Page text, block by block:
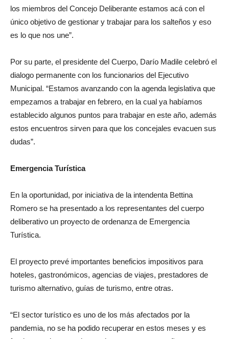
los miembros del Concejo Deliberante estamos acá con el
único objetivo de gestionar y trabajar para los salteños y eso
es lo que nos une”.
Por su parte, el presidente del Cuerpo, Darío Madile celebró el
dialogo permanente con los funcionarios del Ejecutivo
Municipal. “Estamos avanzando con la agenda legislativa que
empezamos a trabajar en febrero, en la cual ya habíamos
establecido algunos puntos para trabajar en este año, además
estos encuentros sirven para que los concejales evacuen sus
dudas”.
Emergencia Turística
En la oportunidad, por iniciativa de la intendenta Bettina
Romero se ha presentado a los representantes del cuerpo
deliberativo un proyecto de ordenanza de Emergencia
Turística.
El proyecto prevé importantes beneficios impositivos para
hoteles, gastronómicos, agencias de viajes, prestadores de
turismo alternativo, guías de turismo, entre otras.
“El sector turístico es uno de los más afectados por la
pandemia, no se ha podido recuperar en estos meses y es